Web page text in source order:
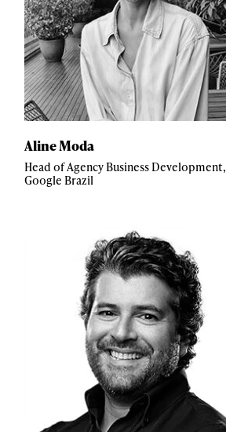
Aline Moda
Head of Agency Business Development,
Google Brazil